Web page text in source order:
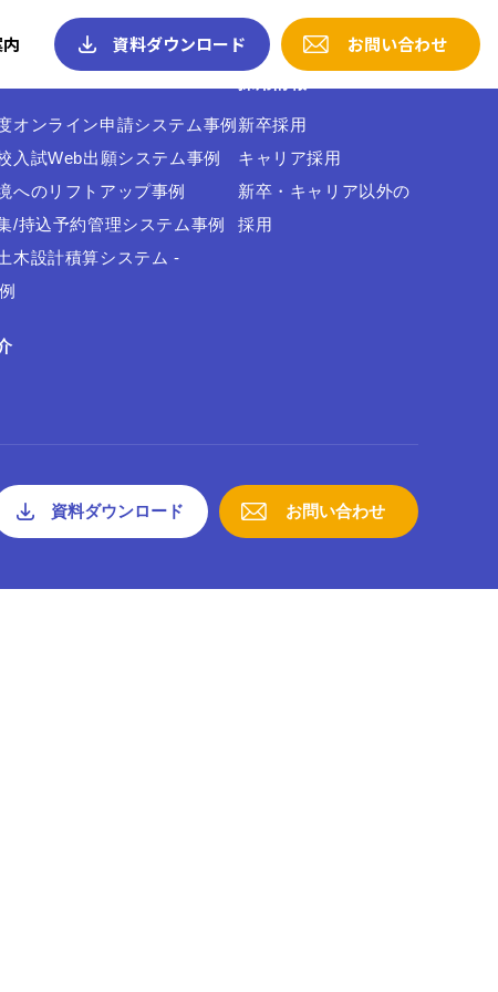
資料ダウンロード お問い合わせ
オンライン申請システム事例
入試Web出願システム事例
へのリフトアップ事例
/持込予約管理システム事例
木設計積算システム -
新卒採用
キャリア採用
新卒・キャリア以外の
採用
資料ダウンロード お問い合わせ